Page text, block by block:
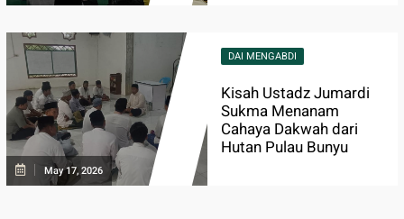
May 17, 2026
DAI MENGABDI
Kisah Ustadz Jumardi
Sukma Menanam
Cahaya Dakwah dari
Hutan Pulau Bunyu